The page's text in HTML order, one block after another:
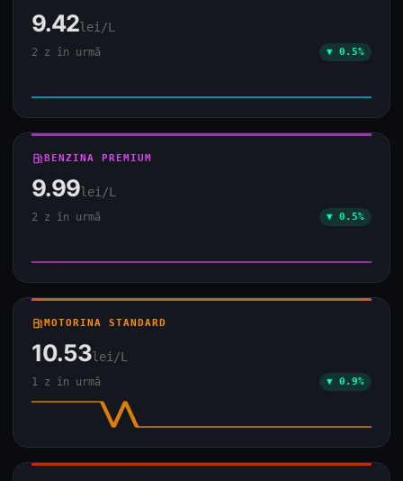
9.42lei/L
2 z în urmă ▼ 0.5%
local_gas_stationBENZINA PREMIUM
9.99lei/L
2 z în urmă ▼ 0.5%
local_gas_stationMOTORINA STANDARD
10.53lei/L
1 z în urmă ▼ 0.9%